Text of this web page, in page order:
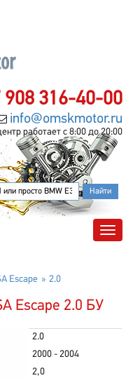
908 316-40-00
info@omskmotor.ru
работает с 8:00 до 20:00
Escape 2.0
Escape 2.0 БУ
2.0
2000 - 2004
2,0